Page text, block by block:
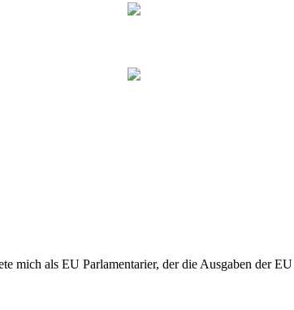
mich als EU Parlamentarier, der die Ausgaben der